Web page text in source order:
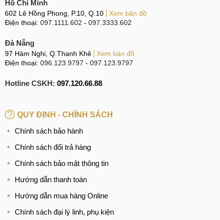
Dấu hiệu và nguyên nhân
Cho đến nay vẫn còn rất nhiều khách hàng nhầm lẫn giữa
thay mặt kính và thay màn hình. Thực chất hai dịch vụ này là
khác nhau, chúng khác nhau về độ khó, về thời gian thay
thế và giá của hai dịch vụ này có sự chênh lệch nhau khá
chém giá, bạn nên trang bị cho mình những kiến thức liên
quan cũng như cẩn thận lựa chọn cho mình những cơ sở
sửa chữa uy tín để tránh mất tiền oan.
Phân biệt hỏng mặt kính và hỏng màn hình
Dưới đây là một số điểm phân biệt giữa hỏng mặt kính và
Hồ Chí Minh
602 Lê Hồng Phong, P.10, Q.10
Xem bản đồ
Điện thoại: 097.1111.602 - 097.3333.602
Đà Nẵng
97 Hàm Nghi, Q.Thanh Khê
Xem bản đồ
Điện thoại: 096.123.9797 - 097.123.9797
Hotline CSKH: 097.120.66.88
QUY ĐỊNH - CHÍNH SÁCH
Chính sách bảo hành
Chính sách đổi trả hàng
Chính sách bảo mật thông tin
Hướng dẫn thanh toán
Hướng dẫn mua hàng Online
Chính sách đại lý linh, phụ kiện